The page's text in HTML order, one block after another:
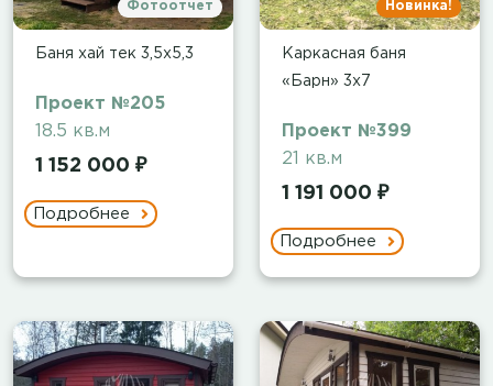
Фотоотчет
Баня хай тек 3,5х5,3
Проект №205
18.5 кв.м
1 152 000 ₽
Подробнее
Новинка!
Каркасная баня
«Барн» 3х7
Проект №399
21 кв.м
1 191 000 ₽
Подробнее